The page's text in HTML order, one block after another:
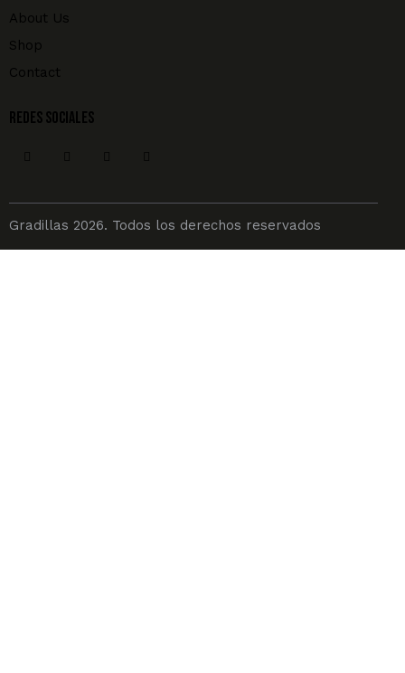
About Us
Shop
Contact
REDES SOCIALES
Gradillas 2026. Todos los derechos reservados